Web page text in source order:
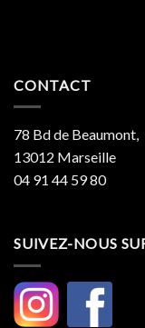
CONTACT
78 Bd de Beaumont,
13012 Marseille
04 91 44 59 80
SUIVEZ-NOUS